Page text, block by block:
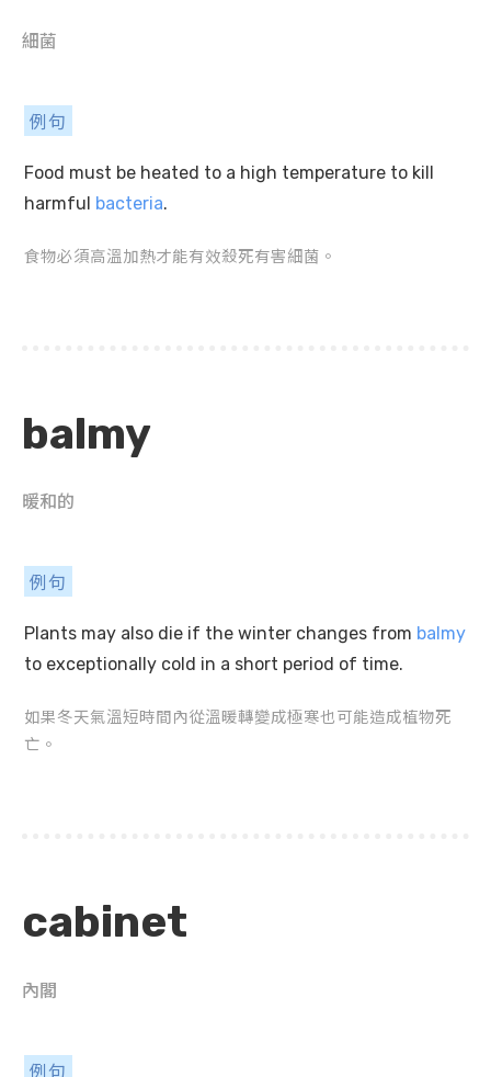
細菌
例句
Food must be heated to a high temperature to kill
harmful bacteria.
食物必須高溫加熱才能有效殺死有害細菌。
balmy
暖和的
例句
Plants may also die if the winter changes from balmy
to exceptionally cold in a short period of time.
如果冬天氣溫短時間內從溫暖轉變成極寒也可能造成植物死
亡。
cabinet
內閣
例句